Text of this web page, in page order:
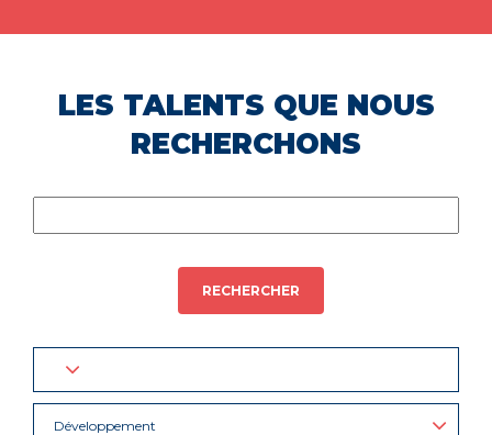
LES TALENTS QUE NOUS
RECHERCHONS
RECHERCHER
Développement